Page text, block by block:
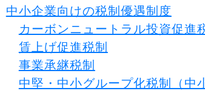
中小企業向けの税制優遇制度
カーボンニュートラル投資促進
賃上げ促進税制
事業承継税制
中堅・中小グループ化税制（中